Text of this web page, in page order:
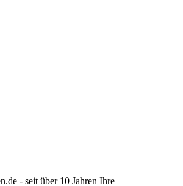
- seit über 10 Jahren Ihre